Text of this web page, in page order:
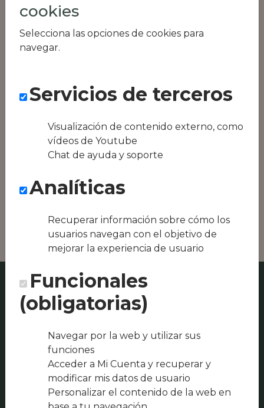
Factura única
Acceso individual
RR.HH
equipos híbridos
Conseguimos la
oferta local de tu
ser DOÑA LOLA o
txosna(taberna_restaurante)
cookies
Selecciona las opciones de cookies para
navegar.
Servicios de terceros
Visualización de contenido externo, como
vídeos de Youtube
Chat de ayuda y soporte
Analíticas
Recuperar información sobre cómo los
usuarios navegan con el objetivo de
mejorar la experiencia de usuario
Funcionales
(obligatorias)
Navegar por la web y utilizar sus
funciones
Acceder a Mi Cuenta y recuperar y
modificar mis datos de usuario
Personalizar el contenido de la web en